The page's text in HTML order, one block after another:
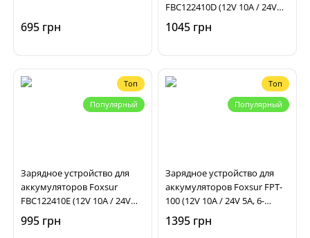
автоматическое
695 грн
FBC122410D (12V 10A / 24V
5A, 6-180Ah), импульсное,
автоматическое
1045 грн
Топ
Популярный
Зарядное устройство для
аккумуляторов Foxsur
FBC122410E (12V 10A / 24V
5A, 6-180Ah) импульсное,
автоматическое
995 грн
Топ
Популярный
Зарядное устройство для
аккумуляторов Foxsur FPT-
100 (12V 10A / 24V 5A, 6-
200Ah), импульсное,
автоматическое
1395 грн